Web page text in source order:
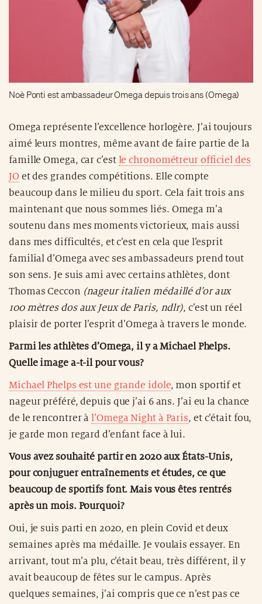
Noè Ponti est ambassadeur Omega depuis trois ans (Omega)
Omega représente l’excellence horlogère. J’ai toujours
aimé leurs montres, même avant de faire partie de la
famille Omega, car c’est le chronométreur officiel des
JOet des grandes compétitions. Elle compte
beaucoup dans le milieu du sport. Cela fait trois ans
maintenant que nous sommes liés. Omega m’a
soutenu dans mes moments victorieux, mais aussi
dans mes difficultés, et c’est en cela que l’esprit
familial d’Omega avec ses ambassadeurs prend tout
son sens. Je suis ami avec certains athlètes, dont
Thomas Ceccon (nageur italien médaillé d’or aux
100 mètres dos aux Jeux de Paris, ndlr), c’est un réel
plaisir de porter l’esprit d’Omega à travers le monde.
Parmi les athlètes d’Omega, il y a Michael Phelps.
Quelle image a-t-il pour vous?
Michael Phelps est une grande idole, mon sportif et
nageur préféré, depuis que j’ai 6 ans. J’ai eu la chance
de le rencontrer àl’Omega Night à Paris, et c’était fou,
je garde mon regard d’enfant face à lui.
Vous avez souhaité partir en 2020 aux États-Unis,
pour conjuguer entraînements et études, ce que
beaucoup de sportifs font. Mais vous êtes rentrés
après un mois. Pourquoi?
Oui, je suis parti en 2020, en plein Covid et deux
semaines après ma médaille. Je voulais essayer. En
arrivant, tout m’a plu, c’était beau, très différent, il y
avait beaucoup de fêtes sur le campus. Après
quelques semaines, j’ai compris que ce n’est pas ce